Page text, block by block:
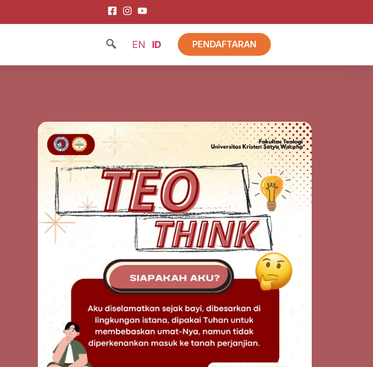
EN ID PENDAFTARAN